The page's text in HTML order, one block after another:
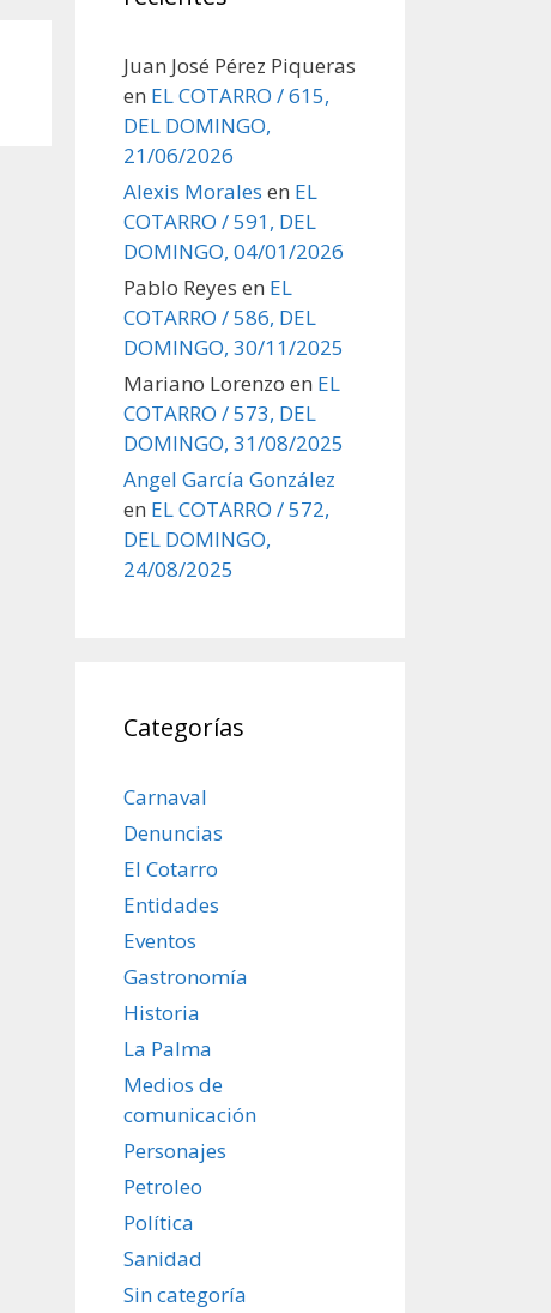
Juan José Pérez Piqueras
en EL COTARRO / 615,
DEL DOMINGO,
21/06/2026
Alexis Morales en EL
COTARRO / 591, DEL
DOMINGO, 04/01/2026
Pablo Reyes en EL
COTARRO / 586, DEL
DOMINGO, 30/11/2025
Mariano Lorenzo en EL
COTARRO / 573, DEL
DOMINGO, 31/08/2025
Angel García González
en EL COTARRO / 572,
DEL DOMINGO,
24/08/2025
Categorías
Carnaval
Denuncias
El Cotarro
Entidades
Eventos
Gastronomía
Historia
La Palma
Medios de
comunicación
Personajes
Petroleo
Política
Sanidad
Sin categoría